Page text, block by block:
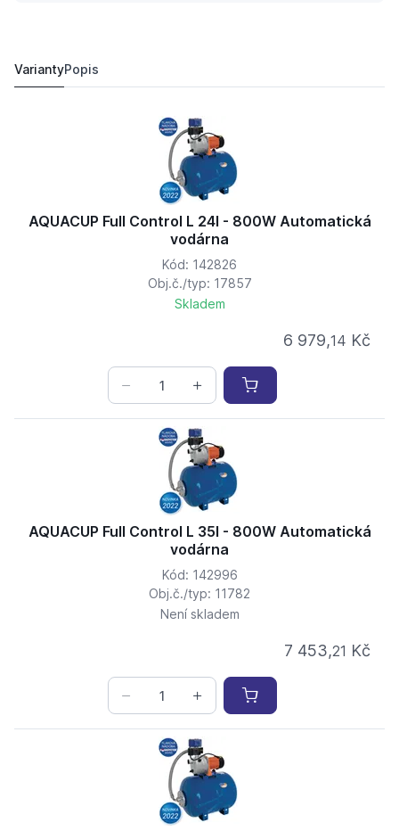
VariantyPopis
AQUACUP Full Control L 24l - 800W Automatická
vodárna
Kód: 142826
Obj.č./typ: 17857
Skladem
6 979,14 Kč
AQUACUP Full Control L 35l - 800W Automatická
vodárna
Kód: 142996
Obj.č./typ: 11782
Není skladem
7 453,21 Kč